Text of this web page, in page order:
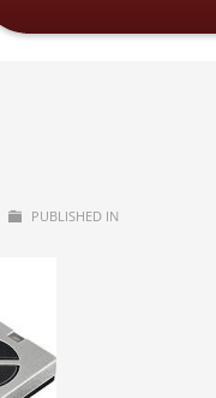
PUBLISHED IN